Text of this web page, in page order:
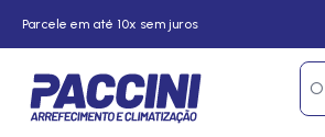
Parcele em até 10x sem juros